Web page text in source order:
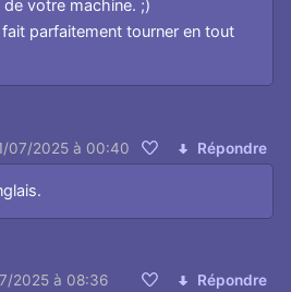
de votre machine. ;)
parfaitement tourner en tout
07/2025 à 00:40 Répondre
2025 à 08:36 Répondre